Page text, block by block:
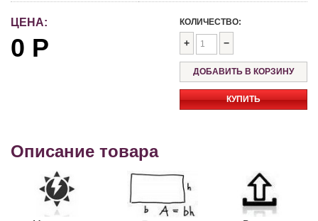
ЦЕНА:
0 Р
КОЛИЧЕСТВО:
+ −
КУПИТЬ
Описание товара